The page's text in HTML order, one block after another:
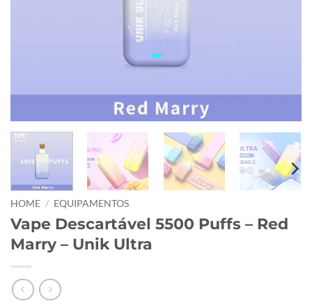
HOME / EQUIPAMENTOS
Vape Descartável 5500 Puffs – Red
Marry – Unik Ultra